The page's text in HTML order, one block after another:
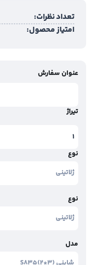
تعداد نظرات:
امتیاز محصول:
عنوان سفارش
تیراژ
نوع
نوع
مدل